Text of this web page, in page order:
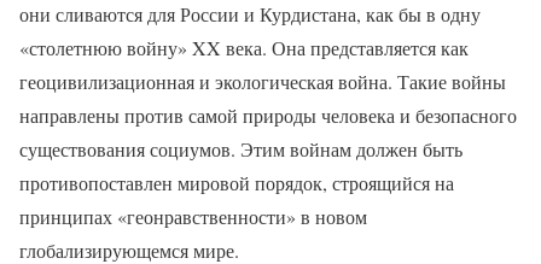
они сливаются для России и Курдистана, как бы в одну
«столетнюю войну» XX века. Она представляется как
геоцивилизационная и экологическая война. Такие войны
направлены против самой природы человека и безопасного
существования социумов. Этим войнам должен быть
противопоставлен мировой порядок, строящийся на
принципах «геонравственности» в новом
глобализирующемся мире.